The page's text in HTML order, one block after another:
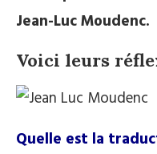
Jean-Luc Moudenc.
Voici leurs
Quelle est la